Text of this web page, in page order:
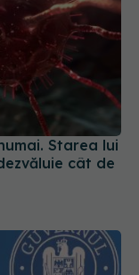
Starea lui
cât de